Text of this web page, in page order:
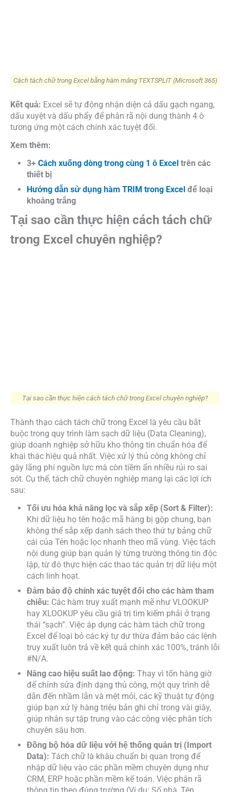
Cách tách chữ trong Excel bằng hàm mảng TEXTSPLIT (Microsoft 365)
Kết quả: Excel sẽ tự động nhận diện cả dấu gạch ngang,
dấu xuyệt và dấu phẩy để phân rã nội dung thành 4 ô
tương ứng một cách chính xác tuyệt đối.
Xem thêm:
3+ Cách xuống dòng trong cùng 1 ô Excel trên các
thiết bị
Hướng dẫn sử dụng hàm TRIM trong Excel để loại
khoảng trắng
Tại sao cần thực hiện cách tách chữ
trong Excel chuyên nghiệp?
Tại sao cần thực hiện cách tách chữ trong Excel chuyên nghiệp?
Thành thạo cách tách chữ trong Excel là yêu cầu bắt
buộc trong quy trình làm sạch dữ liệu (Data Cleaning),
giúp doanh nghiệp sở hữu kho thông tin chuẩn hóa để
khai thác hiệu quả nhất. Việc xử lý thủ công không chỉ
gây lãng phí nguồn lực mà còn tiềm ẩn nhiều rủi ro sai
sót. Cụ thể, tách chữ chuyên nghiệp mang lại các lợi ích
sau:
Tối ưu hóa khả năng lọc và sắp xếp (Sort & Filter):
Khi dữ liệu họ tên hoặc mã hàng bị gộp chung, bạn
không thể sắp xếp danh sách theo thứ tự bảng chữ
cái của Tên hoặc lọc nhanh theo mã vùng. Việc tách
nội dung giúp bạn quản lý từng trường thông tin độc
lập, từ đó thực hiện các thao tác quản trị dữ liệu một
cách linh hoạt.
Đảm bảo độ chính xác tuyệt đối cho các hàm tham
chiếu: Các hàm truy xuất mạnh mẽ như VLOOKUP
hay XLOOKUP yêu cầu giá trị tìm kiếm phải ở trạng
thái “sạch”. Việc áp dụng các hàm tách chữ trong
Excel để loại bỏ các ký tự dư thừa đảm bảo các lệnh
truy xuất luôn trả về kết quả chính xác 100%, tránh lỗi
#N/A.
Nâng cao hiệu suất lao động: Thay vì tốn hàng giờ
để chỉnh sửa định dạng thủ công, một quy trình dễ
dẫn đến nhầm lẫn và mệt mỏi, các kỹ thuật tự động
giúp bạn xử lý hàng triệu bản ghi chỉ trong vài giây,
giúp nhân sự tập trung vào các công việc phân tích
chuyên sâu hơn.
Đồng bộ hóa dữ liệu với hệ thống quản trị (Import
Data): Tách chữ là khâu chuẩn bị quan trọng để
nhập dữ liệu vào các phần mềm chuyên dụng như
CRM, ERP hoặc phần mềm kế toán. Việc phân rã
thông tin theo đúng trường (Ví dụ: Số nhà, Tên